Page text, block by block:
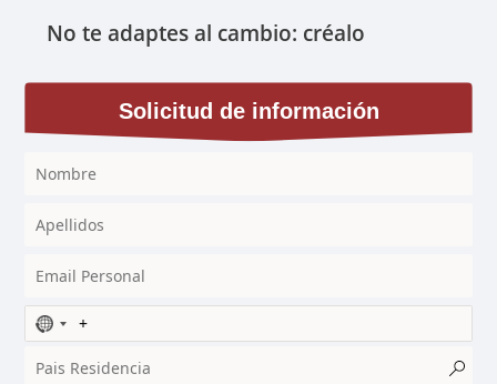
No te adaptes al cambio: créalo
Solicitud de información
N
o
c